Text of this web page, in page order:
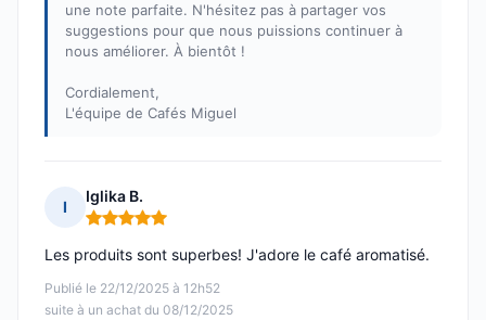
une note parfaite. N'hésitez pas à partager vos
suggestions pour que nous puissions continuer à
nous améliorer. À bientôt !
Cordialement,
L'équipe de Cafés Miguel
I
Iglika B.
Note : 5 sur 5
Publié le 22/12/2025 à 12h52
suite à un achat du 08/12/2025
Les produits sont superbes! J'adore le café aromatisé.